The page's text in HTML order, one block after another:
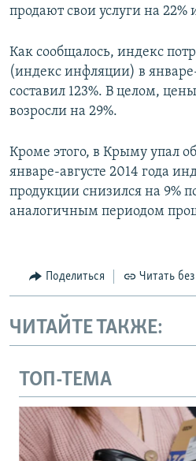
продают свои услуги на 22%
Как сообщалось, индекс
(индекс инфляции) в январе-
составил 123%. В целом,
возросли на 29%.
Кроме этого, в Крыму упал
январе-августе 2014 года
продукции снизился на 9%
аналогичным периодом
Поделиться Читать без
ЧИТАЙТЕ ТАКЖЕ:
ТОП-ТЕМА